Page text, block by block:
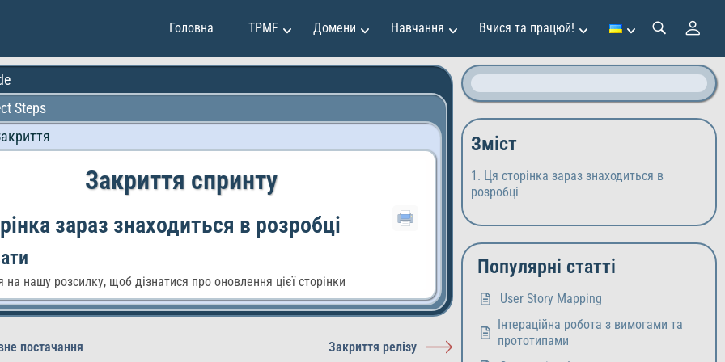
Головна TPMF Домени Навчання
та продажі
та інвестиції
особистості
Клавдія Мартінес
Мірко Вучкович
Олександр Іванов
Вчися та працюй!
Steps
Закриття спринту
зараз знаходиться в розробці
на нашу розсилку, щоб дізнатися про оновлення цієї сторінки
постачання Закриття релізу
Зміст
Ця сторінка зараз знаходиться в
розробці
Популярні статті
User Story Mapping
Інтераційна робота з вимогами та
прототипами